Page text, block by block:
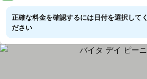
正確な料金を確認するには日付を選択してく
ださい